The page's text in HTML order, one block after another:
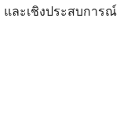
ละเชิงประสบการณ์